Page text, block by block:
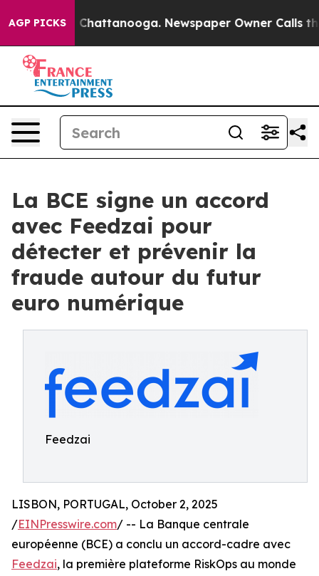
AGP PICKS
in Chattanooga. Newspaper Owner Calls the
La BCE signe un accord
avec Feedzai pour
détecter et prévenir la
fraude autour du futur
euro numérique
Feedzai
LISBON, PORTUGAL, October 2, 2025
/EINPresswire.com/ -- La Banque centrale
européenne (BCE) a conclu un accord-cadre avec
Feedzai, la première plateforme RiskOps au monde